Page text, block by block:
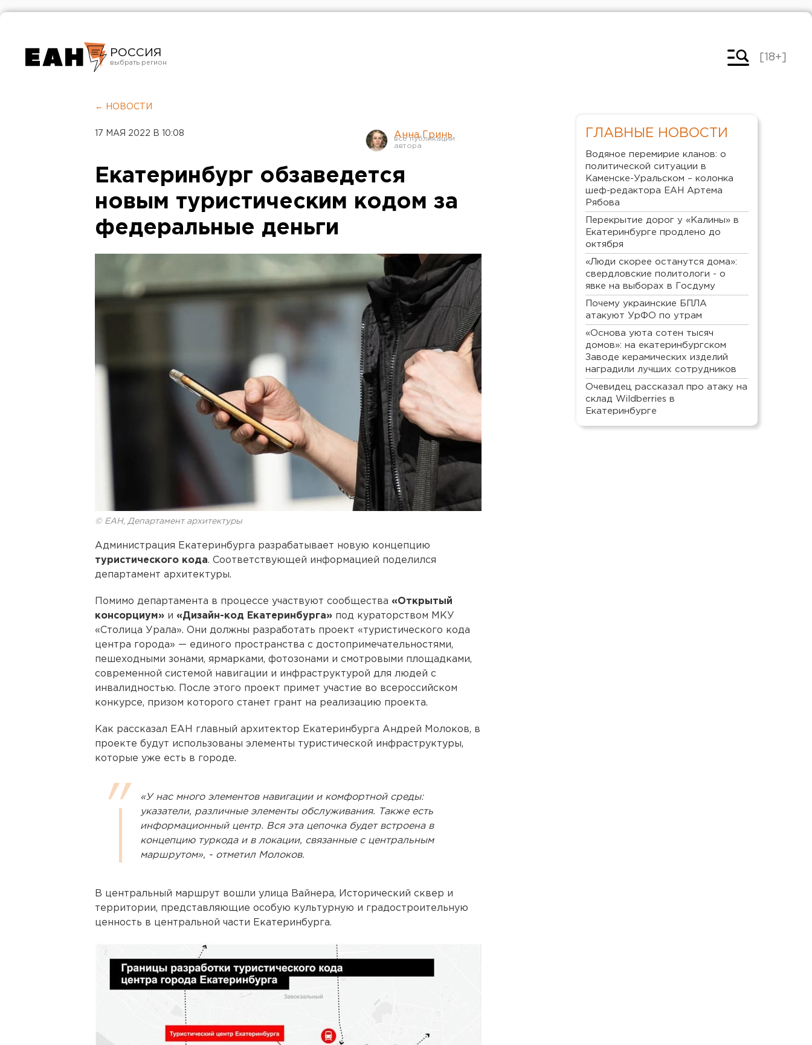
РОССИЯ
Челябинск
[18+]
← НОВОСТИ
17 МАЯ 2022 В 10:08 Анна Гринь
Екатеринбург обзаведется
новым туристическим кодом за
федеральные деньги
© ЕАН, Департамент архитектуры
Администрация Екатеринбурга разрабатывает новую концепцию
туристического кода. Соответствующей информацией поделился
департамент архитектуры.
Помимо департамента в процессе участвуют сообщества «Открытый
консорциум» и «Дизайн-код Екатеринбурга» под кураторством МКУ
«Столица Урала». Они должны разработать проект «туристического кода
центра города» — единого пространства с достопримечательностями,
пешеходными зонами, ярмарками, фотозонами и смотровыми площадками,
современной системой навигации и инфраструктурой для людей с
инвалидностью. После этого проект примет участие во всероссийском
конкурсе, призом которого станет грант на реализацию проекта.
Как рассказал ЕАН главный архитектор Екатеринбурга Андрей Молоков, в
проекте будут использованы элементы туристической инфраструктуры,
которые уже есть в городе.
«У нас много элементов навигации и комфортной среды:
указатели, различные элементы обслуживания. Также есть
информационный центр. Вся эта цепочка будет встроена в
концепцию туркода и в локации, связанные с центральным
маршрутом», - отметил Молоков.
В центральный маршрут вошли улица Вайнера, Исторический сквер и
территории, представляющие особую культурную и градостроительную
ценность в центральной части Екатеринбурга.
ГЛАВНЫЕ НОВОСТИ
Водяное перемирие кланов: о
политической ситуации в
Каменске-Уральском – колонка
шеф-редактора ЕАН Артема
Рябова
Перекрытие дорог у «Калины» в
Екатеринбурге продлено до
октября
«Люди скорее останутся дома»:
свердловские политологи - о
явке на выборах в Госдуму
Почему украинские БПЛА
атакуют УрФО по утрам
«Основа уюта сотен тысяч
домов»: на екатеринбургском
Заводе керамических изделий
наградили лучших сотрудников
Очевидец рассказал про атаку на
склад Wildberries в
Екатеринбурге